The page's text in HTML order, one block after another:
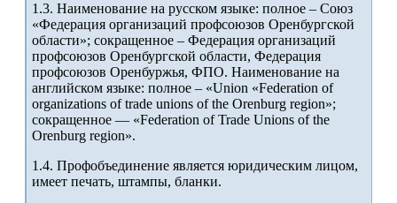
1.3. Наименование на русском языке: полное – Союз
«Федерация организаций профсоюзов Оренбургской
области»; сокращенное – Федерация организаций
профсоюзов Оренбургской области, Федерация
профсоюзов Оренбуржья, ФПО. Наименование на
английском языке: полное – «Union «Federation of
organizations of trade unions of the Orenburg region»;
сокращенное –– «Federation of Trade Unions of the
Orenburg region».
1.4. Профобъединение является юридическим лицом,
имеет печать, штампы, бланки.